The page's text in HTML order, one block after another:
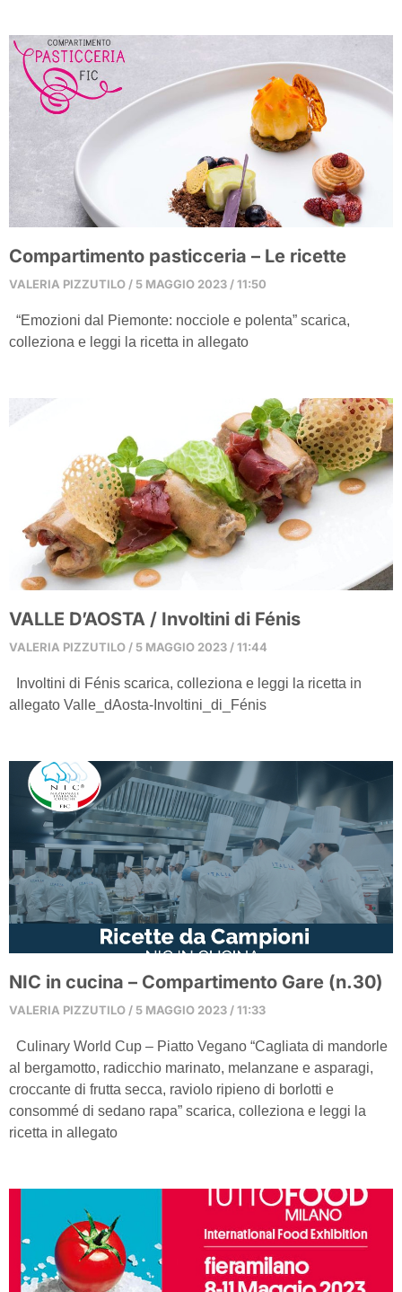
Compartimento pasticceria – Le ricette
VALERIA PIZZUTILO 5 MAGGIO 2023 11:50
“Emozioni dal Piemonte: nocciole e polenta” scarica,
colleziona e leggi la ricetta in allegato
VALLE D’AOSTA / Involtini di Fénis
VALERIA PIZZUTILO 5 MAGGIO 2023 11:44
Involtini di Fénis scarica, colleziona e leggi la ricetta in
allegato Valle_dAosta-Involtini_di_Fénis
NIC in cucina – Compartimento Gare (n.30)
VALERIA PIZZUTILO 5 MAGGIO 2023 11:33
Culinary World Cup – Piatto Vegano “Cagliata di mandorle
al bergamotto, radicchio marinato, melanzane e asparagi,
croccante di frutta secca, raviolo ripieno di borlotti e
consommé di sedano rapa” scarica, colleziona e leggi la
ricetta in allegato